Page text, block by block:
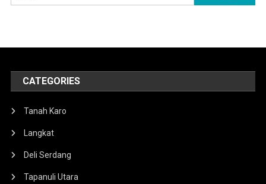
untuk:
CATEGORIES
Tanah Karo
Langkat
Deli Serdang
Tapanuli Utara